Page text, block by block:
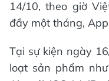
14/10, theo giờ
đầy một tháng,
Tại sự kiện ngày
loạt sản phẩm